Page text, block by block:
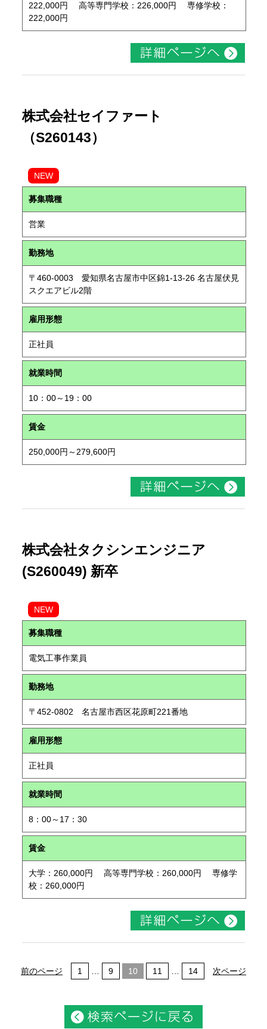
222,000円 高等専門学校：226,000円 専修学校：
222,000円
株式会社セイファート
（S260143）
NEW
募集職種
営業
勤務地
〒460-0003 愛知県名古屋市中区錦1-13-26 名古屋伏見
スクエアビル2階
雇用形態
正社員
就業時間
10：00～19：00
賃金
250,000円～279,600円
株式会社タクシンエンジニア
(S260049) 新卒
NEW
募集職種
電気工事作業員
勤務地
〒452-0802 名古屋市西区花原町221番地
雇用形態
正社員
就業時間
8：00～17：30
賃金
大学：260,000円 高等専門学校：260,000円 専修学
校：260,000円
前のページ 1 9 10 11 14 次ページ